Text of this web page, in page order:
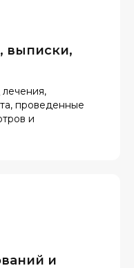
выписки,
проведенные
и
и